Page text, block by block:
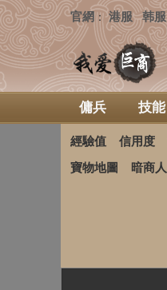
官網 ：港服 韩服
傭兵 技能
經驗值 信用度
寶物地圖 暗商人